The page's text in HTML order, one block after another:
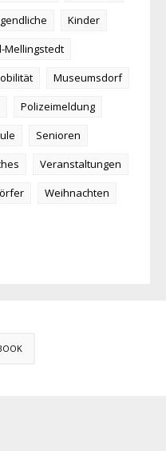
Kinder
Mellingstedt
Museumsdorf
Polizeimeldung
Senioren
Veranstaltungen
Weihnachten